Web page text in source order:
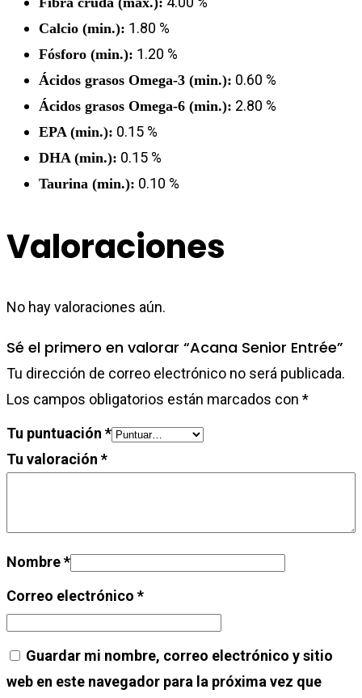
Calcio (min.): 1.80 %
Fósforo (min.): 1.20 %
Ácidos grasos Omega-3 (min.): 0.60 %
Ácidos grasos Omega-6 (min.): 2.80 %
EPA (min.): 0.15 %
DHA (min.): 0.15 %
Taurina (min.): 0.10 %
Valoraciones
No hay valoraciones aún.
Sé el primero en valorar “Acana Senior Entrée”
Tu dirección de correo electrónico no será publicada.
Los campos obligatorios están marcados con *
Tu puntuación *
Tu valoración *
Nombre*
Correo electrónico *
Guardar mi nombre, correo electrónico y sitio
web en este navegador para la próxima vez que